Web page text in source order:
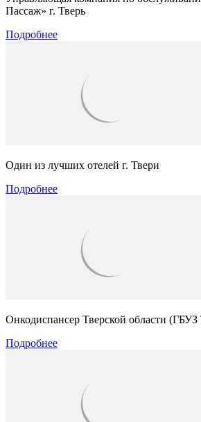
Пассаж» г. Тверь
Подробнее
Один из лучших отелей г. Твери
Подробнее
Онкодиспансер Тверской области (
Подробнее